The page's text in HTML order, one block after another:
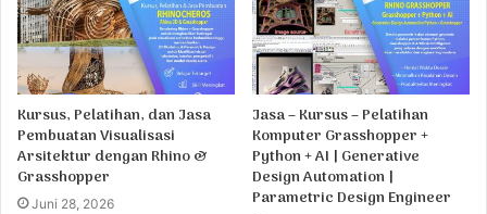
Kursus, Pelatihan, dan Jasa
Pembuatan Visualisasi
Arsitektur dengan Rhino &
Grasshopper
Juni 28, 2026
Jasa – Kursus – Pelatihan
Komputer Grasshopper +
Python + AI | Generative
Design Automation |
Parametric Design Engineer